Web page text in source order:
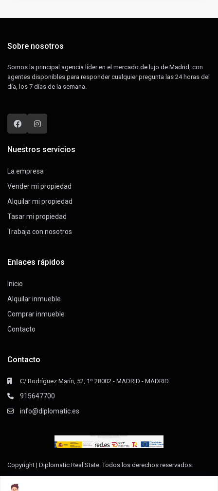
Sobre nosotros
Somos la principal agencia líder en el mercado de lujo de Madrid, con
agentes disponibles para responder cualquier pregunta las 24 horas del
día, los 7 días de la semana.
Nuestros servicios
La empresa
Vender mi propiedad
Alquilar mi propiedad
Tasar mi propiedad
Trabaja con nosotros
Enlaces rápidos
Inicio
Alquilar inmueble
Comprar inmueble
Contacto
Contacto
C/ Rodríguez Marín, 52, 1º 28002 - MADRID - MADRID
915647700
info@diplomatic.es
Copyright | Diplomatic Real State. Todos los derechos reservados.
Declaración de Accesibilidad